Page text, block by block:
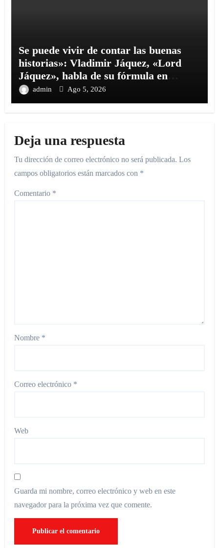
Se puede vivir de contar las buenas
historias»: Vladimir Jáquez, «Lord
Jáquez», habla de su fórmula en
«Cinco Palabras
admin Ago 5, 2026
Deja una respuesta
Tu dirección de correo electrónico no será publicada. Los
campos obligatorios están marcados con *
Comentario *
Nombre *
Correo electrónico *
Web
Guarda mi nombre, correo electrónico y web en este
navegador para la próxima vez que comente.